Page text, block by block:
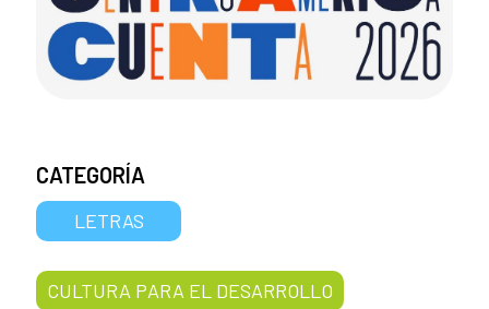
CATEGORÍA
LETRAS
CULTURA PARA EL DESARROLLO